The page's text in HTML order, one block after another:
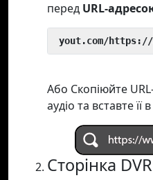
перед URL-
yout.com/https://
Або Скопіюйте
аудіо та вставте її
Сторінка DVR